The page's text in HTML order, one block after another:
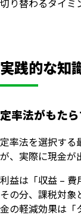
切り替わるタイミ
実践的な知
定率法がもた
定率法を選択する
が、実際に現金が
利益は「収益 –
その分、課税対象
金の軽減効果は「